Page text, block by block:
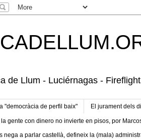
de Llum - Luciérnagas -
"democràcia de perfil baix" El jurament dels
gente con dinero no invierte en pisos, por
nega a parlar castellà, defineix la (mala)